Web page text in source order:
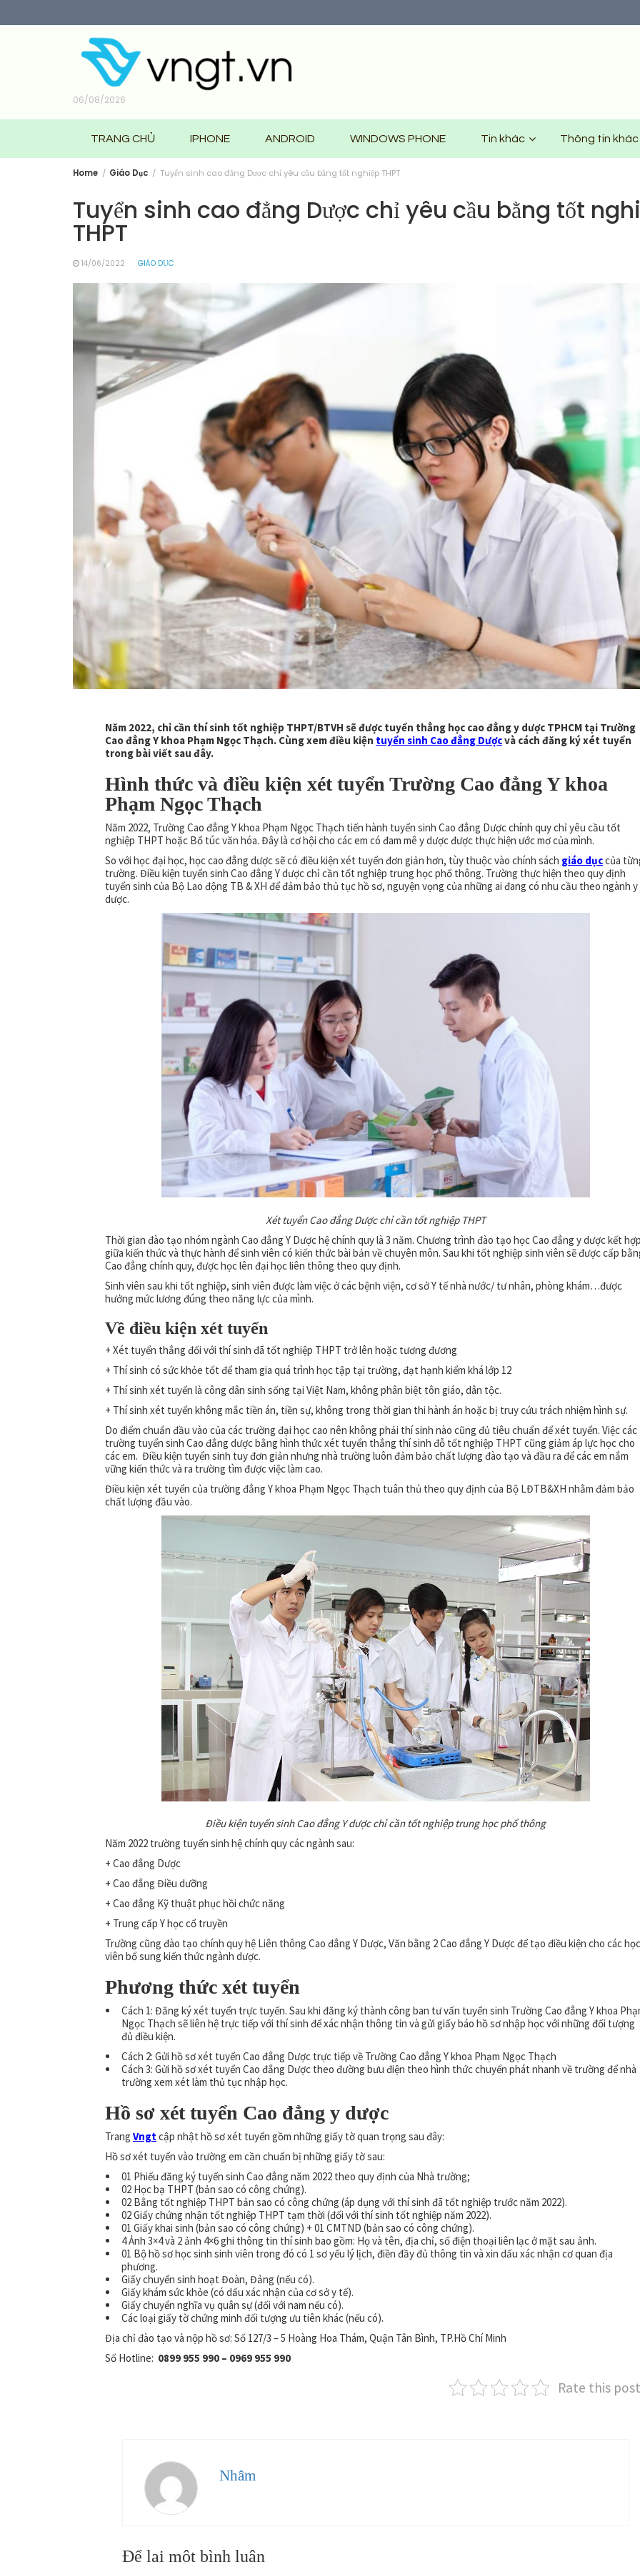
to
06/08/2026
TRANG CHỦ IPHONE ANDROID WINDOWS PHONE Tin khác Thông tin khác
Home Giáo Dục Tuyển sinh cao đẳng Dược chỉ yêu cầu bằng tốt nghiệp THPT
Tuyển sinh cao đẳng Dược chỉ yêu cầu bằng tốt
THPT
14/06/2022 GIÁO DỤC
Năm 2022, chỉ cần thí sinh tốt nghiệp THPT/BTVH sẽ được tuyển thẳng học cao đẳng y dược TPHCM tại Trường
Cao đẳng Y khoa Phạm Ngọc Thạch. Cùng xem điều kiện tuyển sinh Cao đẳng Dượcvà cách đăng ký xét tuyển
trong bài viết sau đây.
Hình thức và điều kiện xét tuyển Trường Cao đẳng Ykhoa
Phạm Ngọc Thạch
Năm 2022, Trường Cao đẳng Y khoa Phạm Ngọc Thạch tiến hành tuyển sinh Cao đẳng Dược chính quy chỉ yêu cầu tốt
nghiệp THPT hoặc Bổ túc văn hóa. Đây là cơ hội cho các em có đam mê y dược được thực hiện ước mơ của mình.
So với học đại học, học cao đẳng dược sẽ có điều kiện xét tuyển đơn giản hơn, tùy thuộc vào chính sách giáo dụccủa
trường. Điều kiện tuyển sinh Cao đẳng Y dược chỉ cần tốt nghiệp trung học phổ thông. Trường thực hiện theo quy định
tuyển sinh của Bộ Lao động TB & XH để đảm bảo thủ tục hồ sơ, nguyện vọng của những ai đang có nhu cầu theo ngành y
dược.
Xét tuyển Cao đẳng Dược chỉ cần tốt nghiệp THPT
Thời gian đào tạo nhóm ngành Cao đẳng Y Dược hệ chính quy là 3 năm. Chương trình đào tạo học Cao đẳng y dược kết
giữa kiến thức và thực hành để sinh viên có kiến thức bài bản về chuyên môn. Sau khi tốt nghiệp sinh viên sẽ được cấp
Cao đẳng chính quy, được học lên đại học liên thông theo quy định.
Sinh viên sau khi tốt nghiệp, sinh viên được làm việc ở các bệnh viện, cơ sở Y tế nhà nước/ tư nhân, phòng khám…được
hưởng mức lương đúng theo năng lực của mình.
Về điều kiện xét tuyển
+ Xét tuyển thẳng đối với thí sinh đã tốt nghiệp THPT trở lên hoặc tương đương
+ Thí sinh có sức khỏe tốt để tham gia quá trình học tập tại trường, đạt hạnh kiểm khá lớp 12
+ Thí sinh xét tuyển là công dân sinh sống tại Việt Nam, không phân biệt tôn giáo, dân tộc.
+ Thí sinh xét tuyển không mắc tiền án, tiền sự, không trong thời gian thi hành án hoặc bị truy cứu trách nhiệm hình sự.
Do điểm chuẩn đầu vào của các trường đại học cao nên không phải thí sinh nào cũng đủ tiêu chuẩn để xét tuyển. Việc các
trường tuyển sinh Cao đẳng dược bằng hình thức xét tuyển thẳng thí sinh đỗ tốt nghiệp THPT cũng giảm áp lực học cho
các em. Điều kiện tuyển sinh tuy đơn giản nhưng nhà trường luôn đảm bảo chất lượng đào tạo và đầu ra để các em nắm
vững kiến thức và ra trường tìm được việc làm cao.
Điều kiện xét tuyển của trường đẳng Y khoa Phạm Ngọc Thạch tuân thủ theo quy định của Bộ LĐTB&XH nhằm đảm bảo
chất lượng đầu vào.
Điều kiện tuyển sinh Cao đẳng Y dược chỉ cần tốt nghiệp trung học phổ thông
Năm 2022 trường tuyển sinh hệ chính quy các ngành sau:
+ Cao đẳng Dược
+ Cao đẳng Điều dưỡng
+ Cao đẳng Kỹ thuật phục hồi chức năng
+ Trung cấp Y học cổ truyền
Trường cũng đào tạo chính quy hệ Liên thông Cao đẳng Y Dược, Văn bằng 2 Cao đẳng Y Dược để tạo điều kiện cho các học
viên bổ sung kiến thức ngành dược.
Phương thức xét tuyển
Cách 1: Đăng ký xét tuyển trực tuyến. Sau khi đăng ký thành công ban tư vấn tuyển sinh Trường Cao đẳng Y khoa
Ngọc Thạch sẽ liên hệ trực tiếp với thí sinh để xác nhận thông tin và gửi giấy báo hồ sơ nhập học với những đối tượng
đủ điều kiện.
Cách 2: Gửi hồ sơ xét tuyển Cao đẳng Dược trực tiếp về Trường Cao đẳng Y khoa Phạm Ngọc Thạch
Cách 3: Gửi hồ sơ xét tuyển Cao đẳng Dược theo đường bưu điện theo hình thức chuyển phát nhanh về trường để nhà
trường xem xét làm thủ tục nhập học.
Hồ sơ xét tuyển Cao đẳng y dược
Trang Vngtcập nhật hồ sơ xét tuyển gồm những giấy tờ quan trọng sau đây:
Hồ sơ xét tuyển vào trường em cần chuẩn bị những giấy tờ sau:
01 Phiếu đăng ký tuyển sinh Cao đẳng năm 2022 theo quy định của Nhà trường;
02 Học bạ THPT (bản sao có công chứng).
02 Bằng tốt nghiệp THPT bản sao có công chứng (áp dụng với thí sinh đã tốt nghiệp trước năm 2022).
02 Giấy chứng nhận tốt nghiệp THPT tạm thời (đối với thí sinh tốt nghiệp năm 2022).
01 Giấy khai sinh (bản sao có công chứng) + 01 CMTND (bản sao có công chứng).
4 Ảnh 3×4 và 2 ảnh 4×6 ghi thông tin thí sinh bao gồm: Họ và tên, địa chỉ, số điện thoại liên lạc ở mặt sau ảnh.
01 Bộ hồ sơ học sinh sinh viên trong đó có 1 sơ yếu lý lịch, điền đầy đủ thông tin và xin dấu xác nhận cơ quan địa
phương.
Giấy chuyển sinh hoạt Đoàn, Đảng (nếu có).
Giấy khám sức khỏe (có dấu xác nhận của cơ sở y tế).
Giấy chuyển nghĩa vụ quân sự (đối với nam nếu có).
Các loại giấy tờ chứng minh đối tượng ưu tiên khác (nếu có).
Địa chỉ đào tạo và nộp hồ sơ: Số 127/3 – 5 Hoàng Hoa Thám, Quận Tân Bình, TP.Hồ Chí Minh
Số Hotline: 0899 955 990 – 0969 955 990
Rate this post
Nhâm
Để lại một bình luận